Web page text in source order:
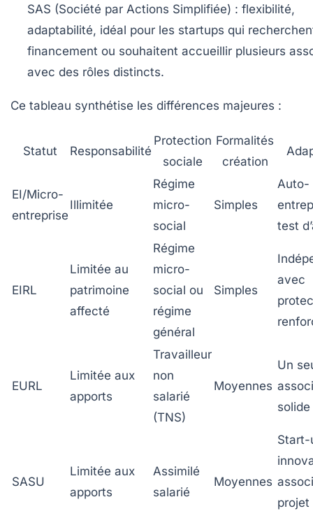
SAS (Société par Actions Simplifiée) : flexibilité,
adaptabilité, idéal pour les startups qui
financement ou souhaitent accueillir plusieurs
avec des rôles distincts.
Ce tableau synthétise les différences majeures :
Statut Responsabilité
Protection
sociale
Formalités
création
EI/Micro-
entreprise
Illimitée
Régime
micro-
social
Simples
Auto-
test
EIRL
Limitée au
patrimoine
affecté
Régime
micro-
social ou
régime
général
Simples
avec
EURL
Limitée aux
apports
Travailleur
non
salarié
(TNS)
Moyennes
Un
solide
SASU
Limitée aux
apports
Assimilé
salarié
Moyennes
Start-